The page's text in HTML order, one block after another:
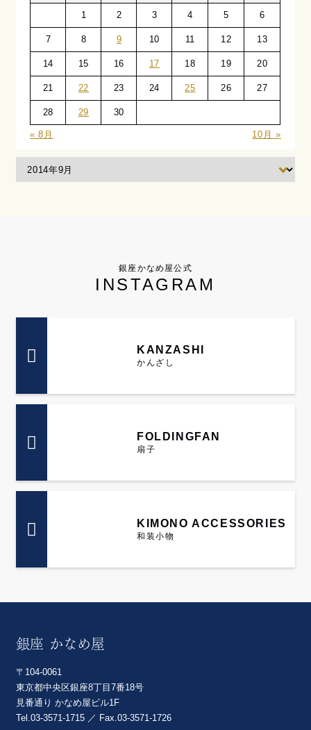
1 2 3 4 5 6
7 8 9 10 11 12 13
14 15 16 17 18 19 20
21 22 23 24 25 26 27
28 29 30
« 8月 10月 »
銀座かなめ屋公式
INSTAGRAM
KANZASHI
かんざし
FOLDINGFAN
扇子
KIMONO ACCESSORIES
和装小物
銀座 かなめ屋
〒104-0061
東京都中央区銀座8丁目7番18号
見番通り かなめ屋ビル1F
Tel.03-3571-1715／ Fax.03-3571-1726